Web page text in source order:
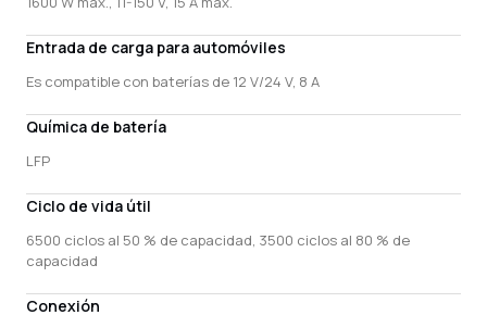
Entrada de carga para automóviles
Es compatible con baterías de 12 V/24 V, 8 A
Química de batería
LFP
Ciclo de vida útil
6500 ciclos al 50 % de capacidad, 3500 ciclos al 80 % de
capacidad
Conexión